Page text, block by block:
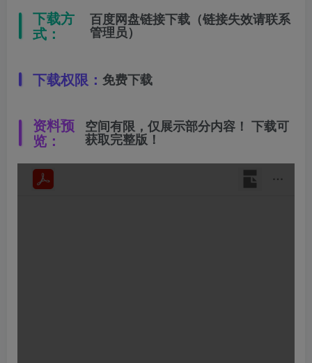
下载方
式：
百度网盘链接下载（链接失效请联系
管理员）
下载权限： 免费下载
资料预
览：
空间有限，仅展示部分内容！ 下载可
获取完整版！